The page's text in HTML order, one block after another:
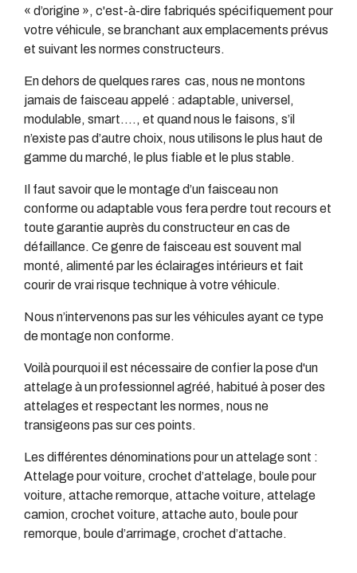
« d’origine », c'est-à-dire fabriqués spécifiquement pour
votre véhicule, se branchant aux emplacements prévus
et suivant les normes constructeurs.
En dehors de quelques rares cas, nous ne montons
jamais de faisceau appelé : adaptable, universel,
modulable, smart…., et quand nous le faisons, s’il
n’existe pas d’autre choix, nous utilisons le plus haut de
gamme du marché, le plus fiable et le plus stable.
Il faut savoir que le montage d’un faisceau non
conforme ou adaptable vous fera perdre tout recours et
toute garantie auprès du constructeur en cas de
défaillance. Ce genre de faisceau est souvent mal
monté, alimenté par les éclairages intérieurs et fait
courir de vrai risque technique à votre véhicule.
Nous n’intervenons pas sur les véhicules ayant ce type
de montage non conforme.
Voilà pourquoi il est nécessaire de confier la pose d'un
attelage à un professionnel agréé, habitué à poser des
attelages et respectant les normes, nous ne
transigeons pas sur ces points.
Les différentes dénominations pour un attelage sont :
Attelage pour voiture, crochet d’attelage, boule pour
voiture, attache remorque, attache voiture, attelage
camion, crochet voiture, attache auto, boule pour
remorque, boule d’arrimage, crochet d’attache.